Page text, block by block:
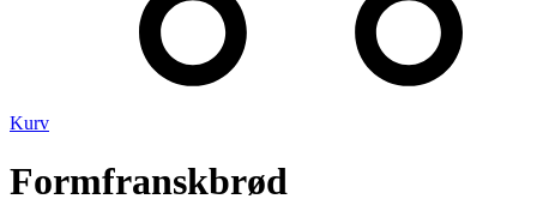
Kurv
Formfranskbrød